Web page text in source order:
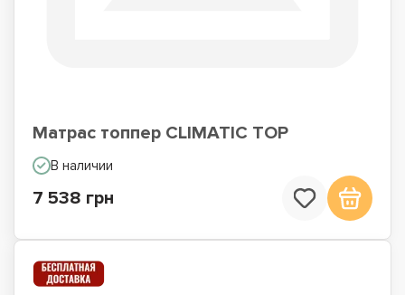
Матрас топпер CLIMATIC TOP
В наличии
7 538 грн